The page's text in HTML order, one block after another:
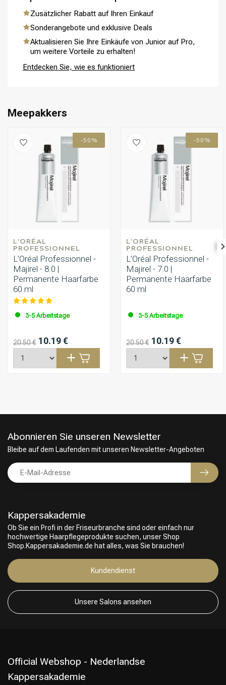
Umformung CombiDeals
Friseurwahl
Zusätzlicher Rabatt auf Ihren Einkauf
Sonderangebote und exklusive Deals
Aktualisieren Sie Ihre Einkäufe von Junior auf Pro,
um weitere Vorteile zu erhalten!
Entdecken Sie, wie es funktioniert
Meepakkers
-50%
L'ORÉAL
PROFESSIONNEL
L’Oréal Professionnel -
Majirel - 8.0 |
Permanente Haarfarbe
60 ml
3-5 Arbeitstage
20.50 € 10.19 €
-50%
L'ORÉAL
PROFESSIONNEL
L’Oréal Professionnel -
Majirel - 7.0 |
Permanente Haarfarbe
60 ml
3-5 Arbeitstage
20.50 € 10.19 €
Kappersakademie
Ob Sie ein Profi in der Friseurbranche sind oder einfach nur
hochwertige Haarpflegeprodukte suchen, unser Shop
Shop.Kappersakademie.de hat alles, was Sie brauchen!
Kundendienst
Unsere Salons ansehen
Abonnieren Sie unseren Newsletter
Bleibe auf dem Laufenden mit unseren Newsletter-Angeboten
Official Webshop - Nederlandse
Kappersakademie